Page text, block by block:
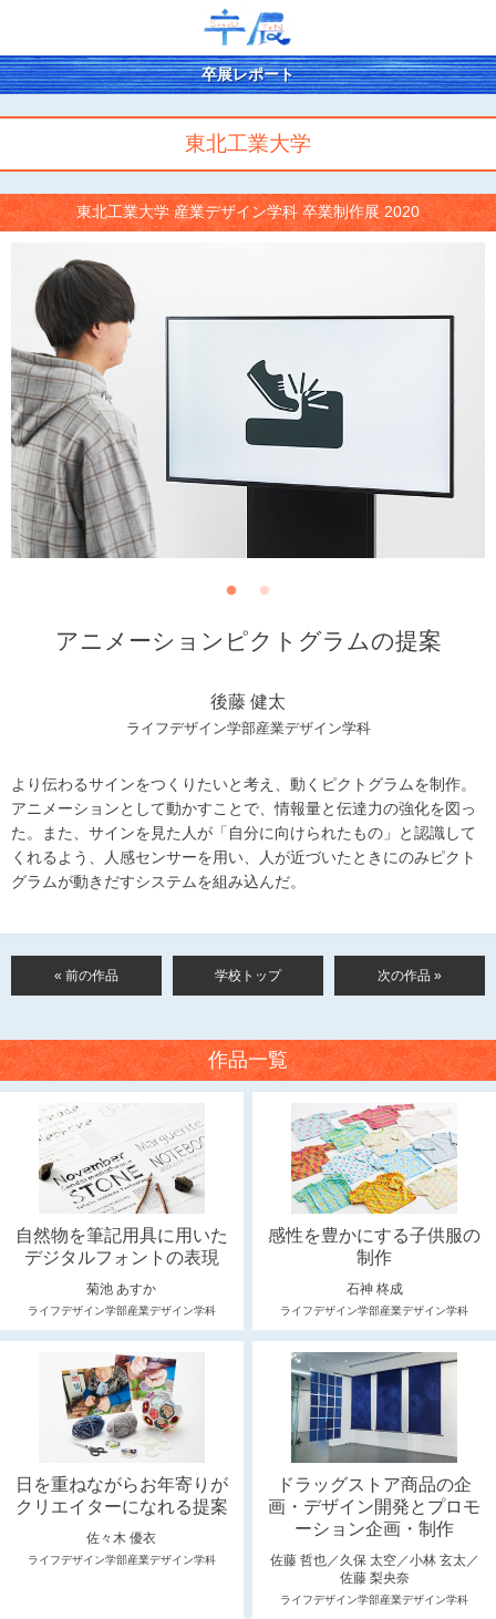
卒展レポート
東北工業大学
東北工業大学 産業デザイン学科 卒業制作展 2020
アニメーションピクトグラムの提案
後藤 健太
ライフデザイン学部産業デザイン学科
より伝わるサインをつくりたいと考え、動くピクトグラムを制作。
アニメーションとして動かすことで、情報量と伝達力の強化を図っ
た。また、サインを見た人が「自分に向けられたもの」と認識して
くれるよう、人感センサーを用い、人が近づいたときにのみピクト
グラムが動きだすシステムを組み込んだ。
« 前の作品 学校トップ 次の作品 »
作品一覧
自然物を筆記用具に用いた
デジタルフォントの表現
菊池 あすか
ライフデザイン学部産業デザイン学科
感性を豊かにする子供服の
制作
石神 柊成
ライフデザイン学部産業デザイン学科
日を重ねながらお年寄りが
クリエイターになれる提案
佐々木 優衣
ライフデザイン学部産業デザイン学科
ドラッグストア商品の企
画・デザイン開発とプロモ
ーション企画・制作
佐藤 哲也／久保 太空／小林 玄太／
佐藤 梨央奈
ライフデザイン学部産業デザイン学科